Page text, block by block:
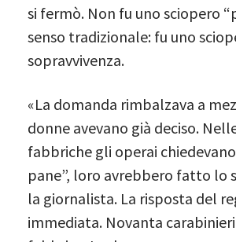
si fermò. Non fu uno sciopero
senso tradizionale: fu uno
sopravvivenza.
«La domanda rimbalzava a
donne avevano già deciso.
fabbriche gli operai
pane”, loro avrebbero fatto lo
la giornalista. La risposta del
immediata. Novanta